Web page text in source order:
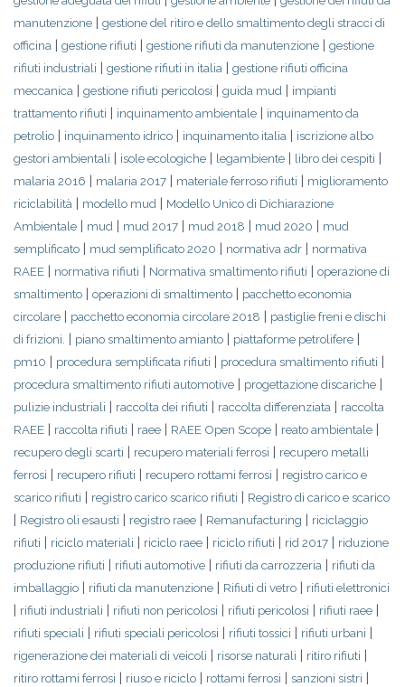
manutenzione | gestione del ritiro e dello smaltimento degli stracci di
officina | gestione rifiuti | gestione rifiuti da manutenzione | gestione
rifiuti industriali | gestione rifiuti in italia | gestione rifiuti officina
meccanica | gestione rifiuti pericolosi | guida mud | impianti
trattamento rifiuti | inquinamento ambientale | inquinamento da
petrolio | inquinamento idrico | inquinamento italia | iscrizione albo
gestori ambientali | isole ecologiche | legambiente | libro dei cespiti |
malaria 2016 | malaria 2017 | materiale ferroso rifiuti | miglioramento
riciclabilità | modello mud | Modello Unico di Dichiarazione
Ambientale | mud | mud 2017 | mud 2018 | mud 2020 | mud
semplificato | mud semplificato 2020 | normativa adr | normativa
RAEE | normativa rifiuti | Normativa smaltimento rifiuti | operazione di
smaltimento | operazioni di smaltimento | pacchetto economia
circolare | pacchetto economia circolare 2018 | pastiglie freni e dischi
di frizioni. | piano smaltimento amianto | piattaforme petrolifere |
pm10 | procedura semplificata rifiuti | procedura smaltimento rifiuti |
procedura smaltimento rifiuti automotive | progettazione discariche |
pulizie industriali | raccolta dei rifiuti | raccolta differenziata | raccolta
RAEE | raccolta rifiuti | raee | RAEE Open Scope | reato ambientale |
recupero degli scarti | recupero materiali ferrosi | recupero metalli
ferrosi | recupero rifiuti | recupero rottami ferrosi | registro carico e
scarico rifiuti | registro carico scarico rifiuti | Registro di carico e scarico
| Registro oli esausti | registro raee | Remanufacturing | riciclaggio
rifiuti | riciclo materiali | riciclo raee | riciclo rifiuti | rid 2017 | riduzione
produzione rifiuti | rifiuti automotive | rifiuti da carrozzeria | rifiuti da
imballaggio | rifiuti da manutenzione | Rifiuti di vetro | rifiuti elettronici
| rifiuti industriali | rifiuti non pericolosi | rifiuti pericolosi | rifiuti raee |
rifiuti speciali | rifiuti speciali pericolosi | rifiuti tossici | rifiuti urbani |
rigenerazione dei materiali di veicoli | risorse naturali | ritiro rifiuti |
ritiro rottami ferrosi | riuso e riciclo | rottami ferrosi | sanzioni sistri |